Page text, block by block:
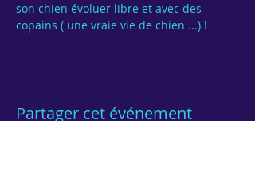
son chien évoluer libre et avec des
Partager cet événement